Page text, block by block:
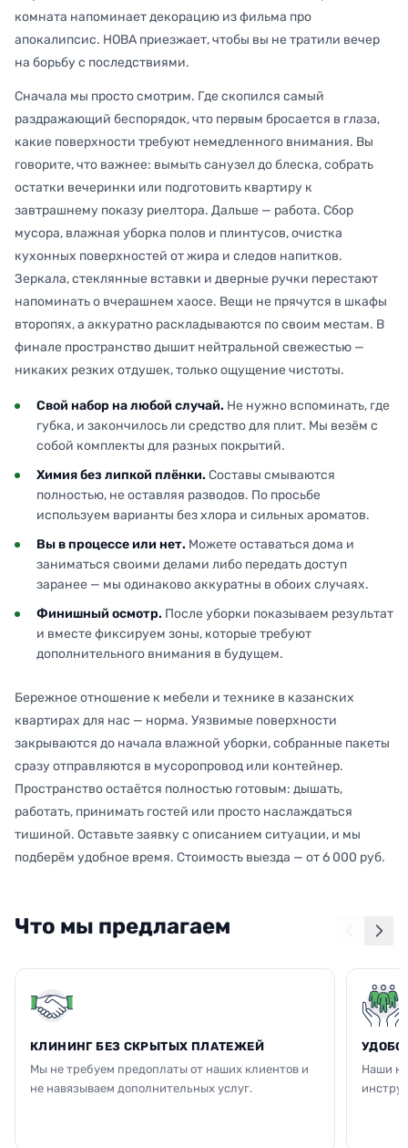
комната напоминает декорацию из фильма про
апокалипсис. НОВА приезжает, чтобы вы не тратили вечер
на борьбу с последствиями.
Сначала мы просто смотрим. Где скопился самый
раздражающий беспорядок, что первым бросается в глаза,
какие поверхности требуют немедленного внимания. Вы
говорите, что важнее: вымыть санузел до блеска, собрать
остатки вечеринки или подготовить квартиру к
завтрашнему показу риелтора. Дальше — работа. Сбор
мусора, влажная уборка полов и плинтусов, очистка
кухонных поверхностей от жира и следов напитков.
Зеркала, стеклянные вставки и дверные ручки перестают
напоминать о вчерашнем хаосе. Вещи не прячутся в шкафы
второпях, а аккуратно раскладываются по своим местам. В
финале пространство дышит нейтральной свежестью —
никаких резких отдушек, только ощущение чистоты.
Свой набор на любой случай. Не нужно вспоминать, где
губка, и закончилось ли средство для плит. Мы везём с
собой комплекты для разных покрытий.
Химия без липкой плёнки. Составы смываются
полностью, не оставляя разводов. По просьбе
используем варианты без хлора и сильных ароматов.
Вы в процессе или нет. Можете оставаться дома и
заниматься своими делами либо передать доступ
заранее — мы одинаково аккуратны в обоих случаях.
Финишный осмотр. После уборки показываем результат
и вместе фиксируем зоны, которые требуют
дополнительного внимания в будущем.
Бережное отношение к мебели и технике в казанских
квартирах для нас — норма. Уязвимые поверхности
закрываются до начала влажной уборки, собранные пакеты
сразу отправляются в мусоропровод или контейнер.
Пространство остаётся полностью готовым: дышать,
работать, принимать гостей или просто наслаждаться
тишиной. Оставьте заявку с описанием ситуации, и мы
подберём удобное время. Стоимость выезда — от 6 000 руб.
Что мы предлагаем
КЛИНИНГ БЕЗ СКРЫТЫХ ПЛАТЕЖЕЙ
Мы не требуем предоплаты от наших клиентов и
не навязываем дополнительных услуг.
Наши